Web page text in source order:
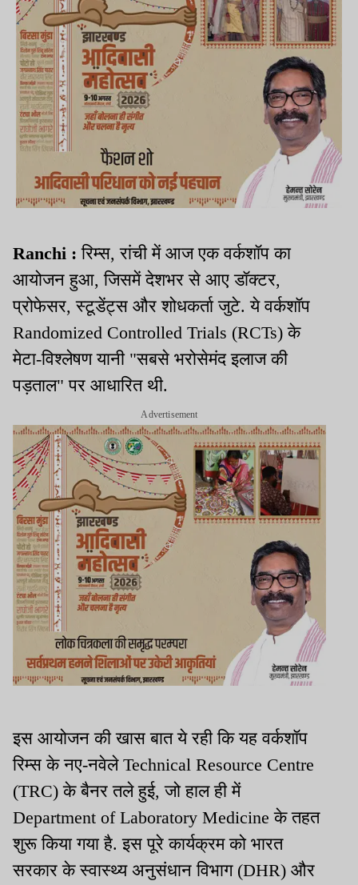
Ranchi : रिम्स, रांची में आज एक वर्कशॉप का
आयोजन हुआ, जिसमें देशभर से आए डॉक्टर,
प्रोफेसर, स्टूडेंट्स और शोधकर्ता जुटे. ये वर्कशॉप
Randomized Controlled Trials (RCTs) के
मेटा-विश्लेषण यानी "सबसे भरोसेमंद इलाज की
पड़ताल" पर आधारित थी.
Advertisement
इस आयोजन की खास बात ये रही कि यह वर्कशॉप
रिम्स के नए-नवेले Technical Resource Centre
(TRC) के बैनर तले हुई, जो हाल ही में
Department of Laboratory Medicine के तहत
शुरू किया गया है. इस पूरे कार्यक्रम को भारत
सरकार के स्वास्थ्य अनुसंधान विभाग (DHR) और